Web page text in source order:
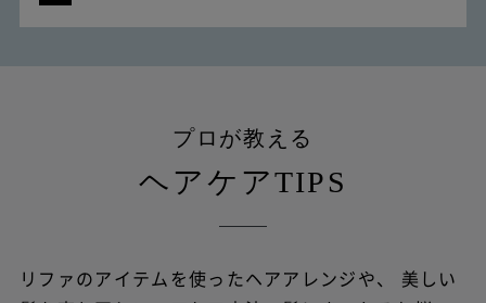
プロが教える
ヘアケアTIPS
リファのアイテムを使ったヘアアレンジや、
美しい